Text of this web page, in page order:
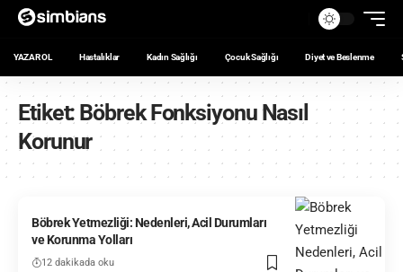
YAZAR OL Hastalıklar Kadın Sağlığı Çocuk Sağlığı Diyet ve Beslenme
Etiket: Böbrek Fonksiyonu Nasıl
Korunur
Böbrek Yetmezliği: Nedenleri, Acil Durumları
ve Korunma Yolları
12 dakikada oku